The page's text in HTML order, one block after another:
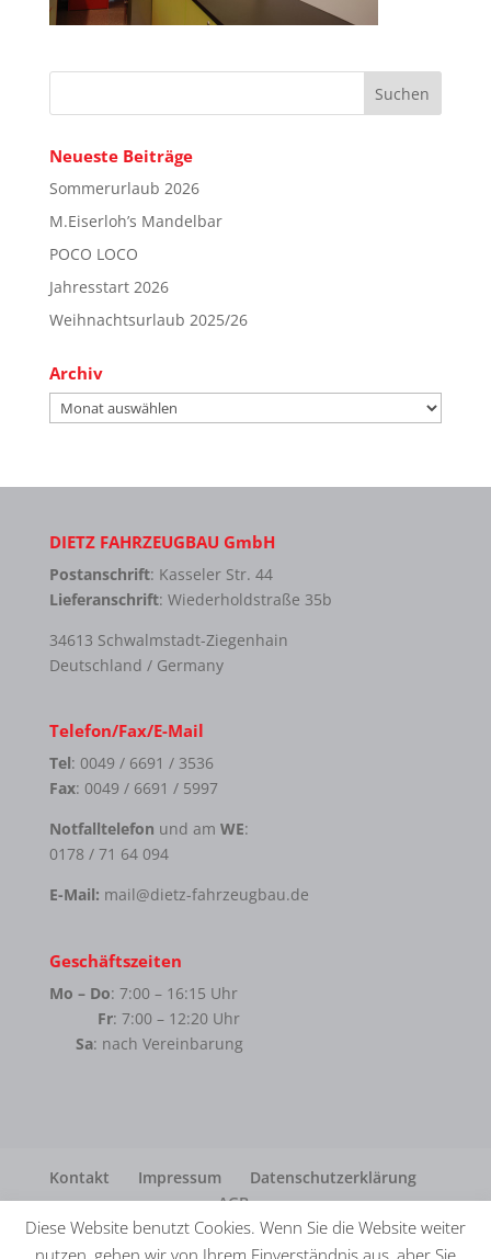
Neueste Beiträge
Sommerurlaub 2026
M.Eiserloh’s Mandelbar
POCO LOCO
Jahresstart 2026
Weihnachtsurlaub 2025/26
Archiv
Archiv
DIETZ FAHRZEUGBAU GmbH
Postanschrift: Kasseler Str. 44
Lieferanschrift: Wiederholdstraße 35b
34613 Schwalmstadt-Ziegenhain
Deutschland / Germany
Telefon/Fax/E-Mail
Tel: 0049 / 6691 / 3536
Fax: 0049 / 6691 / 5997
Notfalltelefon und am WE:
0178 / 71 64 094
E-Mail: mail@dietz-fahrzeugbau.de
Geschäftszeiten
Mo – Do: 7:00 – 16:15 Uhr
Fr: 7:00 – 12:20 Uhr
Sa: nach Vereinbarung
Kontakt Impressum
Datenschutzerklärung
AGB
Diese Website benutzt Cookies. Wenn Sie die Website weiter
nutzen, gehen wir von Ihrem Einverständnis aus, aber Sie